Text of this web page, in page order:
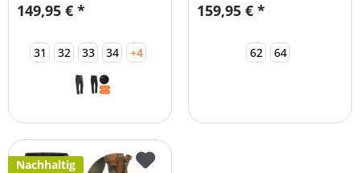
149,95 € *
31 32 33 34 +4
159,95 € *
62 64
Nachhaltig